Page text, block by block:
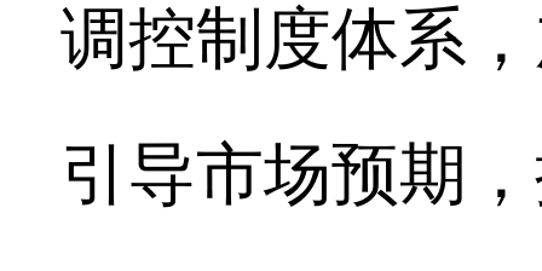
调控制度体系
引导市场预期